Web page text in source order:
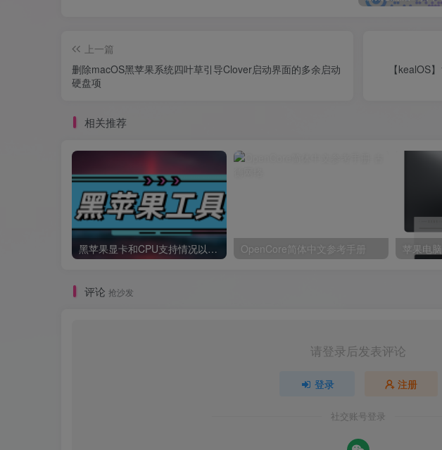
上一篇
删除macOS黑苹果系统四叶草引导Clover启动界面的多余启动
硬盘项
【kealOS
相关推荐
黑苹果显卡和CPU支持情况以及购买硬件防踩坑指南 OpenCore简体中文参考手册 苹果电
评论 抢沙发
请登录后发表评论
登录 注册
社交账号登录